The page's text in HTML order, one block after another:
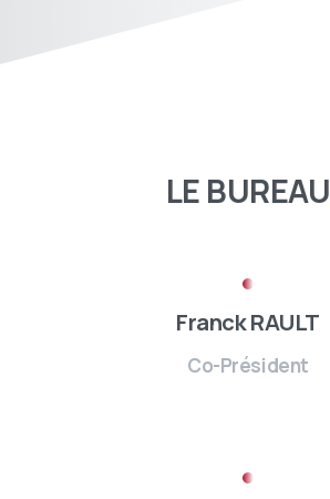
LE BUREAU
Franck RAULT
Co-Président